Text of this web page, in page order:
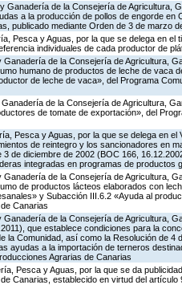
Ganadería de la Consejería de Agricultura,
a la producción de pollos de engorde en
publicado mediante Orden de 3 de marzo
Pesca y Aguas, por la que se delega en el
individuales de cada productor de
de la Consejería de Agricultura,
humano de productos de leche de vaca
de leche de vaca», del Programa
de la Consejería de Agricultura,
de tomate de exportación», del
Pesca y Aguas, por la que se delega en el
de reintegro y los sancionadores en
de diciembre de 2002 (BOC 166,
integradas en programas de productos
de la Consejería de Agricultura,
de productos lácteos elaborados con
y Subacción III.6.2 «Ayuda al
Canarias
de la Consejería de Agricultura,
que establece condiciones para la
Comunidad, así como la Resolución de 4
ayudas a la importación de terneros
Agrarias de Canarias
Pesca y Aguas, por la que se da
Canarias, establecido en virtud del artículo